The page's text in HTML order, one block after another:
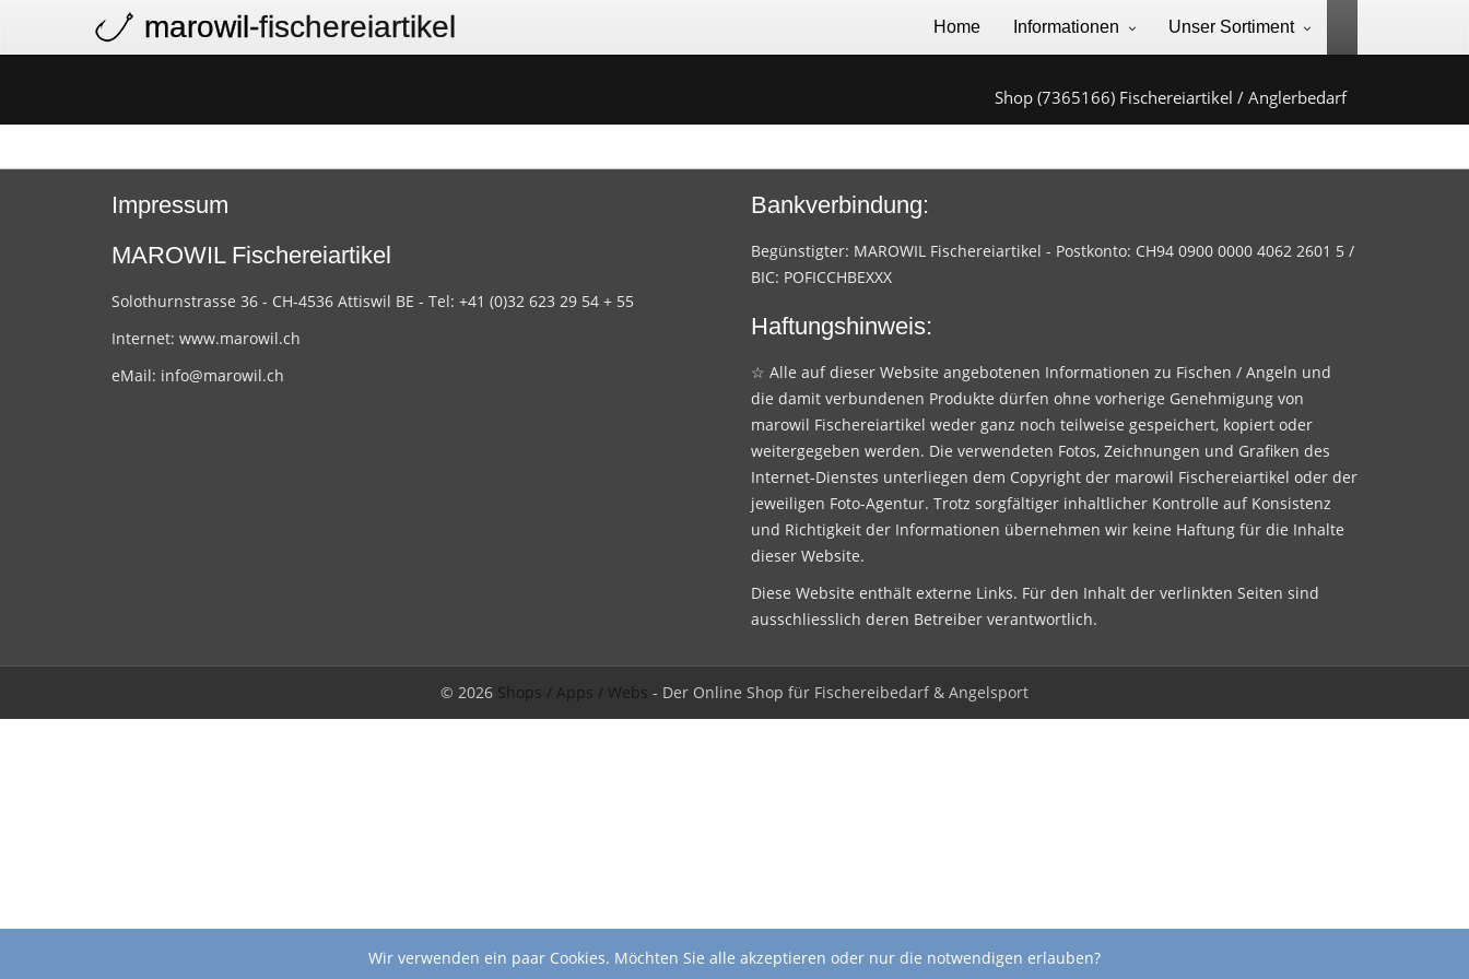
marowil-fischereiartikel Home Informationen Unser Sortiment
Shop (7365166) Fischereiartikel / Anglerbedarf
Impressum
MAROWIL Fischereiartikel
Solothurnstrasse 36 - CH-4536 Attiswil BE - Tel: +41 (0)32 623 29 54 + 55
Internet: www.marowil.ch
eMail: info@marowil.ch
Bankverbindung:
Begünstigter: MAROWIL Fischereiartikel - Postkonto: CH94 0900 0000 4062 2601 5 /
BIC: POFICCHBEXXX
Haftungshinweis:
☆ Alle auf dieser Website angebotenen Informationen zu Fischen / Angeln und
die damit verbundenen Produkte dürfen ohne vorherige Genehmigung von
marowil Fischereiartikel weder ganz noch teilweise gespeichert, kopiert oder
weitergegeben werden. Die verwendeten Fotos, Zeichnungen und Grafiken des
Internet-Dienstes unterliegen dem Copyright der marowil Fischereiartikel oder der
jeweiligen Foto-Agentur. Trotz sorgfältiger inhaltlicher Kontrolle auf Konsistenz
und Richtigkeit der Informationen übernehmen wir keine Haftung für die Inhalte
dieser Website.
Diese Website enthält externe Links. Für den Inhalt der verlinkten Seiten sind
ausschliesslich deren Betreiber verantwortlich.
© 2026 Shops / Apps / Webs - Der Online Shop für Fischereibedarf & Angelsport
Wir verwenden ein paar Cookies. Möchten Sie alle akzeptieren oder nur die notwendigen erlauben?